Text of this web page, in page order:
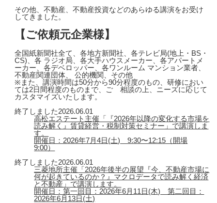
その他、不動産、不動産投資などのあらゆる講演をお受け
してきました。
【ご依頼元企業様】
全国紙新聞社全て、各地方新聞社、各テレビ局(地上・BS・
CS)、各 ラジオ局、各大手ハウスメーカー、各アパートメ
ーカー、各デベロッパー、各ワンルーム マンション業者、
不動産関連団体、 公的機関、その他
※また、講演時間は50分から90分程度のもの、研修におい
ては2日間程度のものまで、ご゙相談の上、ニーズに応じて
カスタマイズいたします。
終了しました2026.06.01
高松エステート主催「『2026年以降の変化する市場を
読み解く』賃貸経営・税制対策セミナー」で講演しま
す。
開催日：2026年7月4日(土) 9:30〜12:15（開場
9:00）
終了しました2026.06.01
三菱地所主催「2026年後半の展望『今、不動産市場に
何が起きているのか？』マクロデータで読み解く経済
と不動産」で講演します。
開催日：第一回目：2026年6月11日(木) 第二回目：
2026年6月13日(土)